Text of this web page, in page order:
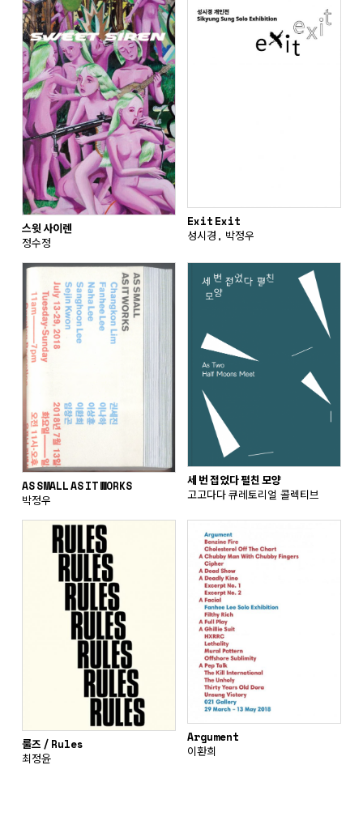
스윗 사이렌
정수정
Exit Exit
성시경, 박정우
AS SMALL AS IT WORKS
박정우
세 번 접었다 펼친 모양
고고다다 큐레토리얼 콜렉티브
룰즈 / Rules
최정윤
Argument
이환희